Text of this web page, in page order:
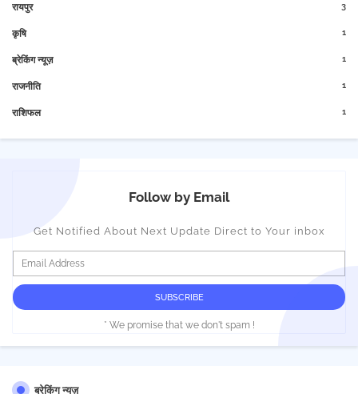
रायपुर 3
कृषि 1
ब्रेकिंग न्यूज़ 1
राजनीति 1
राशिफल 1
Follow by Email
Get Notified About Next Update Direct to Your inbox
* We promise that we don't spam !
ब्रेकिंग न्यूज़